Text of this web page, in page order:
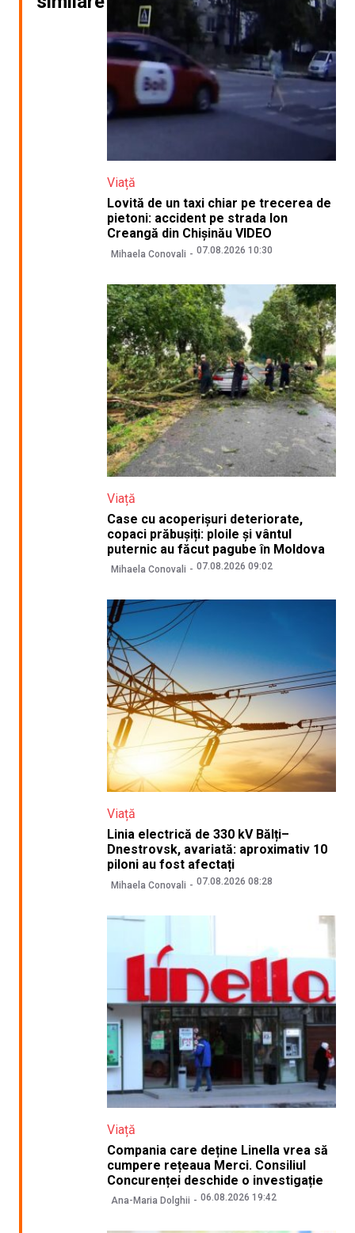
Viață
Lovită de un taxi chiar pe trecerea de
pietoni: accident pe strada Ion
Creangă din Chișinău VIDEO
Mihaela Conovali 07.08.2026 10:30
Viață
Case cu acoperișuri deteriorate,
copaci prăbușiți: ploile și vântul
puternic au făcut pagube în Moldova
Mihaela Conovali 07.08.2026 09:02
Viață
Linia electrică de 330 kV Bălți–
Dnestrovsk, avariată: aproximativ 10
piloni au fost afectați
Mihaela Conovali 07.08.2026 08:28
Viață
Compania care deține Linella vrea să
cumpere rețeaua Merci. Consiliul
Concurenței deschide o investigație
Ana-Maria Dolghii 06.08.2026 19:42